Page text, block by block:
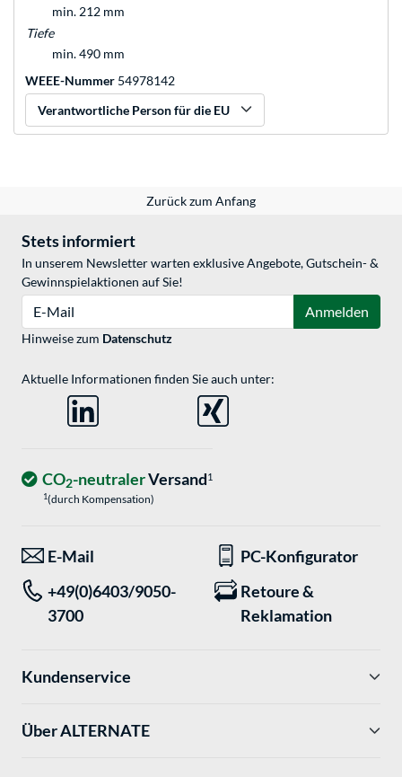
min. 212 mm
Tiefe
min. 490 mm
WEEE-Nummer 54978142
Verantwortliche Person für die EU
Zurück zum Anfang
Stets informiert
In unserem Newsletter warten exklusive Angebote, Gutschein- &
Gewinnspielaktionen auf Sie!
Anmelden
Hinweise zum Datenschutz
Aktuelle Informationen finden Sie auch unter:
CO2-neutralerVersand1
1(durch Kompensation)
E-Mail
PC-Konfigurator
+49(0)6403/9050-
3700
Retoure &
Reklamation
Kundenservice
Über ALTERNATE